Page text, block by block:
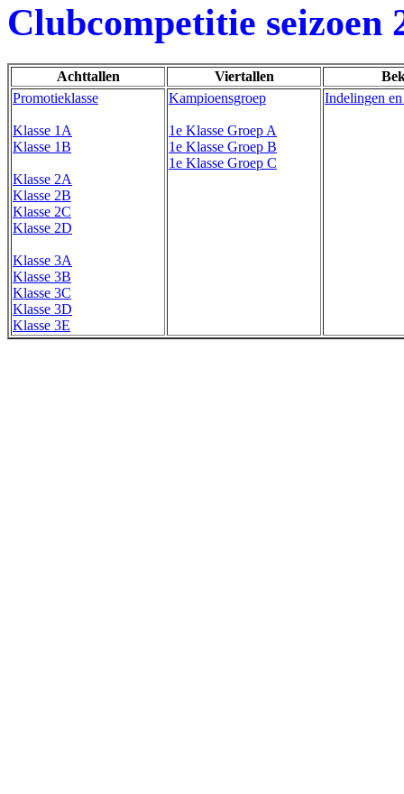
Clubcompetitie seizoen
Achttallen Viertallen
Promotieklasse
Klasse 1A
Klasse 1B
Klasse 2A
Klasse 2B
Klasse 2C
Klasse 2D
Klasse 3A
Klasse 3B
Klasse 3C
Klasse 3D
Klasse 3E
Kampioensgroep
1e Klasse Groep A
1e Klasse Groep B
1e Klasse Groep C
Indelingen